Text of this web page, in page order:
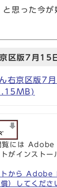
思った今が
京区版7月
右京区版7
覧には
がインストー
から Adobe
）してくださ